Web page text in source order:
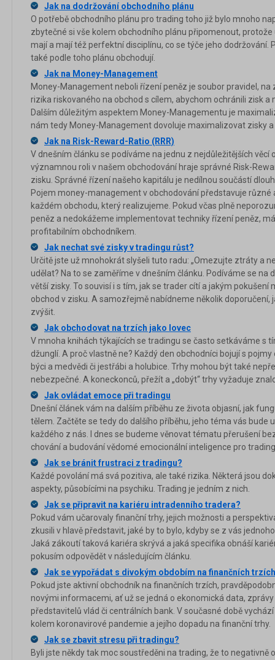
Jak na dodržování obchodního plánu
O potřebě obchodního plánu pro trading toho již bylo mnoho
zbytečné si vše kolem obchodního plánu připomenout,
mají a mají též perfektní disciplínu, co se týče jeho dodržování.
také podle toho plánu obchodují.
Jak na Money-Management
Money-Management neboli řízení peněz je soubor pravidel,
rizika riskovaného na obchod s cílem, abychom ochránili zisk
Dalším důležitým aspektem Money-Managementu je
nám tedy Money-Management dovoluje maximalizovat zisky
Jak na Risk-Reward-Ratio (RRR)
V dnešním článku se podíváme na jednu z nejdůležitějších věcí
významnou roli v našem obchodování hraje správné Risk-
zisku. Správné řízení našeho kapitálu je nedílnou součástí
Pojem money-management v obchodování představuje různé
každém obchodu, který realizujeme. Pokud včas plně
peněz a nedokážeme implementovat techniky řízení peněz,
profitabilním obchodníkem.
Jak nechat své zisky v tradingu růst?
Určitě jste už mnohokrát slyšeli tuto radu: „Omezujte ztráty a
udělat? Na to se zaměříme v dnešním článku. Podíváme se na
větší zisky. To souvisí i s tím, jak se trader cítí a jakým pokušení
obchod v zisku. A samozřejmě nabídneme několik doporučení,
zvýšit.
Jak obchodovat na trzích jako lovec
V mnoha knihách týkajících se tradingu se často setkáváme s
džunglí. A proč vlastně ne? Každý den obchodníci bojují s
býci a medvědi či jestřábi a holubice. Trhy mohou být také
nebezpečné. A koneckonců, přežít a „dobýt“ trhy vyžaduje
Jak ovládat emoce při tradingu
Dnešní článek vám na dalším příběhu ze života objasní, jak
tělem. Začtěte se tedy do dalšího příběhu, jeho téma vás bude
každého z nás. I dnes se budeme věnovat tématu přerušení
chování a budování vědomé emocionální inteligence pro
Jak se bránit frustraci z tradingu?
Každé povolání má svá pozitiva, ale také rizika. Některá jsou
aspekty, působícími na psychiku. Trading je jedním z nich.
Jak se připravit na kariéru intradenního tradera?
Pokud vám učarovaly finanční trhy, jejich možnosti a
zkusili v hlavě představit, jaké by to bylo, kdyby se z vás
Jaká zákoutí taková kariéra skrývá a jaká specifika obnáší
pokusím odpovědět v následujícím článku.
Jak se vypořádat s divokým obdobím na finančních trzích
Pokud jste aktivní obchodník na finančních trzích,
novými informacemi, ať už se jedná o ekonomická data,
představitelů vlád či centrálních bank. V současné době
kolem koronavirové pandemie a jejího dopadu na finanční trhy.
Jak se zbavit stresu při tradingu?
Byli jste někdy tak moc soustředěni na trading, že to negativně